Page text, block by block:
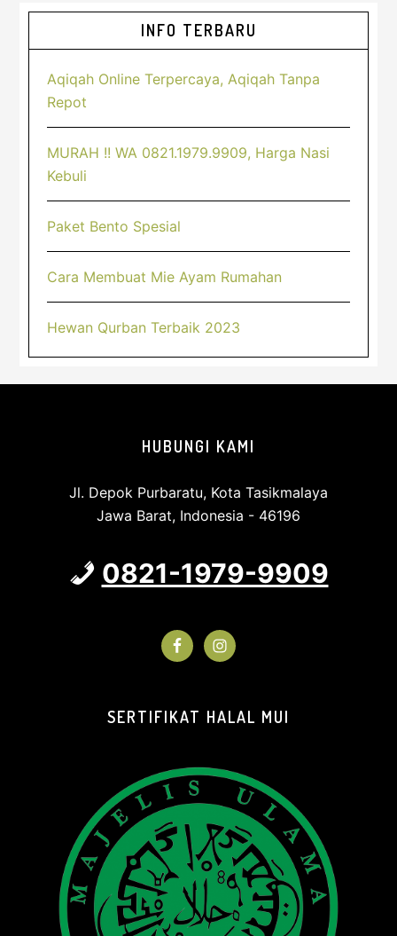
Sidebar
Utama
INFO TERBARU
Aqiqah Online Terpercaya, Aqiqah Tanpa
Repot
MURAH !! WA 0821.1979.9909, Harga Nasi
Kebuli
Paket Bento Spesial
Cara Membuat Mie Ayam Rumahan
Hewan Qurban Terbaik 2023
HUBUNGI KAMI
Jl. Depok Purbaratu, Kota Tasikmalaya
Jawa Barat, Indonesia - 46196
0821-1979-9909
SERTIFIKAT HALAL MUI